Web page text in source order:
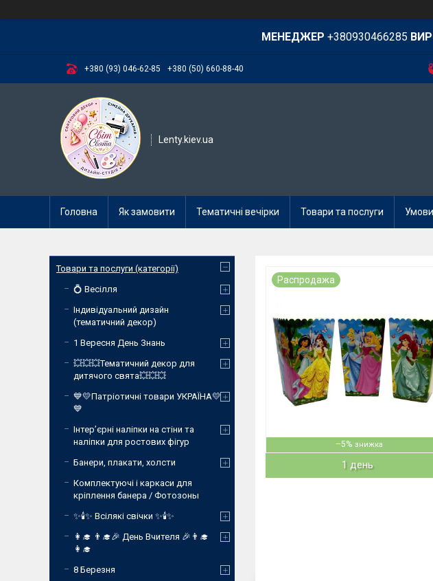
МЕНЕДЖЕР +380930466285
+380 (93) 046-62-85 +380 (50) 660-88-40
Lenty.kiev.ua
Головна Як замовити Тематичні вечірки Товари та послуги
–5%
Распродажа
1 день
Товари та послуги (категорії)
💍 Весілля
Індивідуальний дизайн
(тематичний декор)
1 Вересня День Знань
💥💥💥Тематичний декор для
дитячого свята💥💥💥
💙💛Патріотичні товари УКРАЇНА💛
💙
Інтер’єрні наліпки на стіни та
наліпки для ростових фігур
Банери, плакати, холсти
Комплектуючі і каркаси для
кріплення банера / Фотозоны
✨🕯️✨ Всілякі свічки ✨🕯️✨
👩‍🎓 👨‍🎓🎉 День Вчителя 🎉👨‍🎓
👩‍🎓
8 Березня